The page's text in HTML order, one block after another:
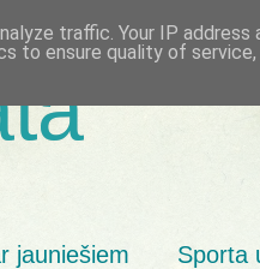
jauniešiem Sporta
traffic. Your IP address
to ensure quality of